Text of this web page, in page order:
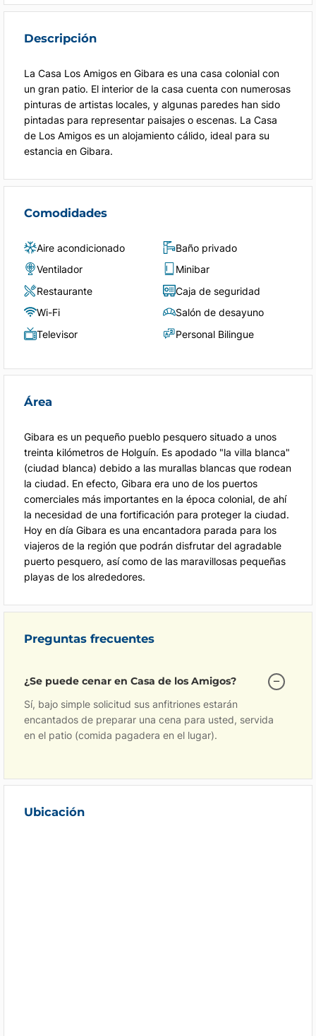
Descripción
La Casa Los Amigos en Gibara es una casa colonial con
un gran patio. El interior de la casa cuenta con numerosas
pinturas de artistas locales, y algunas paredes han sido
pintadas para representar paisajes o escenas. La Casa
de Los Amigos es un alojamiento cálido, ideal para su
estancia en Gibara.
Comodidades
Aire acondicionado
Ventilador
Restaurante
Wi-Fi
Televisor
Baño privado
Minibar
Caja de seguridad
Salón de desayuno
Personal Bilingue
Área
Gibara es un pequeño pueblo pesquero situado a unos
treinta kilómetros de Holguín. Es apodado "la villa blanca"
(ciudad blanca) debido a las murallas blancas que rodean
la ciudad. En efecto, Gibara era uno de los puertos
comerciales más importantes en la época colonial, de ahí
la necesidad de una fortificación para proteger la ciudad.
Hoy en día Gibara es una encantadora parada para los
viajeros de la región que podrán disfrutar del agradable
puerto pesquero, así como de las maravillosas pequeñas
playas de los alrededores.
Preguntas frecuentes
¿Se puede cenar en Casa de los Amigos?
Sí, bajo simple solicitud sus anfitriones estarán
encantados de preparar una cena para usted, servida
en el patio (comida pagadera en el lugar).
Ubicación